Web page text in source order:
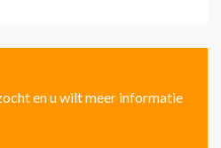
en u wilt meer informatie